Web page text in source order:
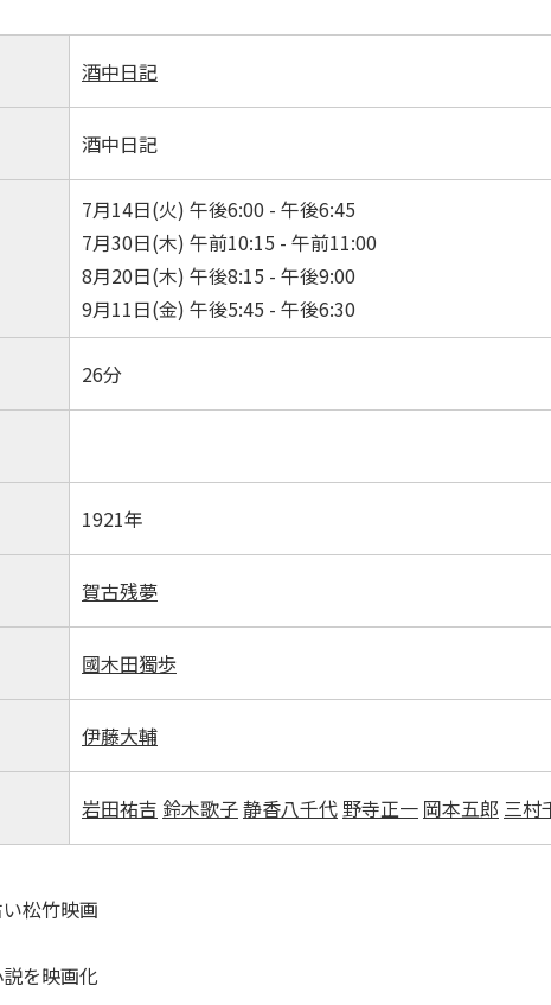
酒中日記
酒中日記
7月14日(火) 午後6:00 - 午後6:45
7月30日(木) 午前10:15 - 午前11:00
8月20日(木) 午後8:15 - 午後9:00
9月11日(金) 午後5:45 - 午後6:30
26分
1921年
賀古残夢
國木田獨歩
伊藤大輔
岩田祐吉 鈴木歌子静香八千代野寺正一 岡本五郎 三村
松竹映画
を映画化